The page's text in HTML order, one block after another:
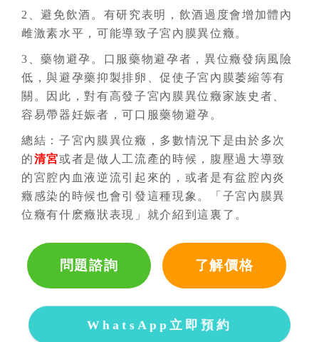
2、避免飲酒。有研究表明，飲酒過度會增加體內
雌激素水平，可能導致子宮內膜異位癥。
3、藥物避孕。口服藥物避孕者，異位癥發病風險
低，與避孕藥抑製排卵、促使子宮內膜萎縮等有
關。因此，對有高發子宮內膜異位癥家族史者、
容易帶器妊娠者，可口服藥物避孕。
總結：子宮內膜異位癥，多數情況下是由於多次
的清宮或者是做人工流產的時候，腹壓過大導致
的宮腔內血液逆流引起來的，或者是有盆腔內炎
癥感染的時候也會引發這種現象。「子宮內膜異
位癥有什麽癥狀表現」就介紹到這裏了。
問題諮詢 了解價格
WhatsApp立即預約